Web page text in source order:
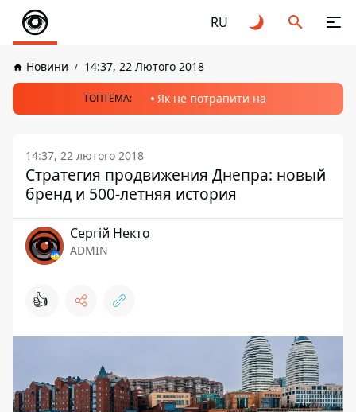
RU
Новини 14:37, 22 Лютого 2018
ТОПТЕМА: Як не потрапити на
14:37, 22 лютого 2018
Стратегия продвижения Днепра: новый
бренд и 500-летняя история
Сергій Некто
ADMIN
👍